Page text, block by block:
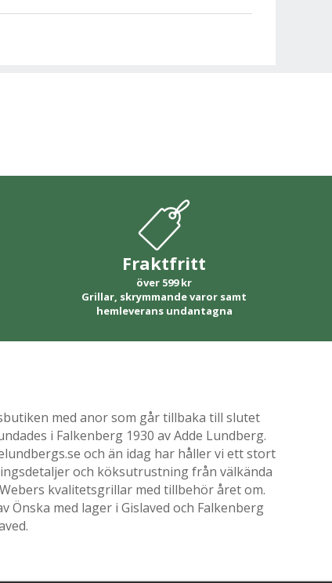
Fraktfritt
över 599 kr
Grillar, skrymmande varor samt
hemleverans undantagna
med anor som går tillbaka till slutet
i Falkenberg 1930 av Adde Lundberg.
och än idag har håller vi ett stort
och köksutrustning från välkända
kvalitetsgrillar med tillbehör året om.
Önska med lager i Gislaved och Falkenberg